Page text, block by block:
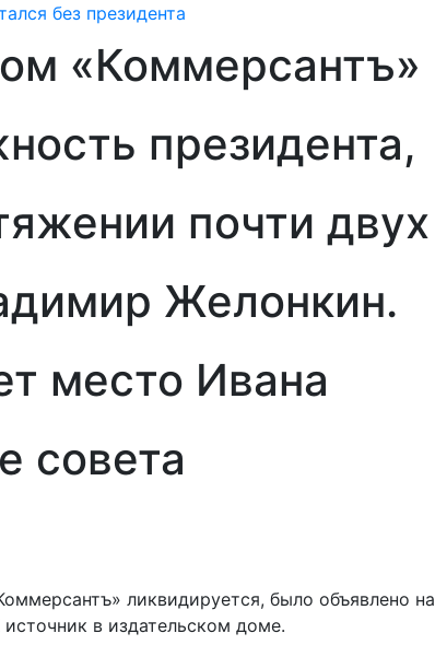
«Коммерсантъ»
президента,
почти двух
Желонкин.
место Ивана
совета
ликвидируется, было объявлено на
в издательском доме.